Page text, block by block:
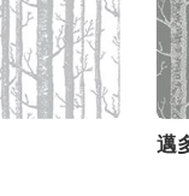
邁